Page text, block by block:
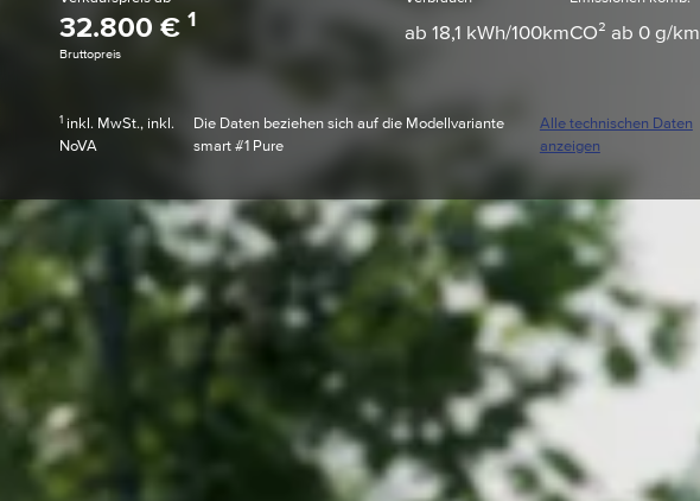
32.800 € 1
Bruttopreis
ab 18,1 kWh/100kmCO² ab 0 g/km
1 inkl. MwSt., inkl.
NoVA
Die Daten beziehen sich auf die Modellvariante
smart #1 Pure
Alle technischen Daten
anzeigen